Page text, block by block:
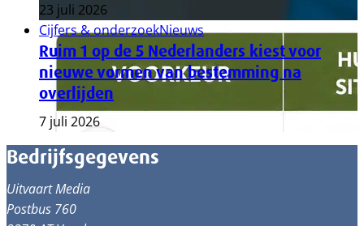
23 juli 2026
Cijfers & onderzoekNieuws
Ruim 1 op de 5 Nederlanders kiest voor
nieuwe vormen van bestemming na
overlijden
7 juli 2026
Bedrijfsgegevens
Uitvaart Media
Postbus 760